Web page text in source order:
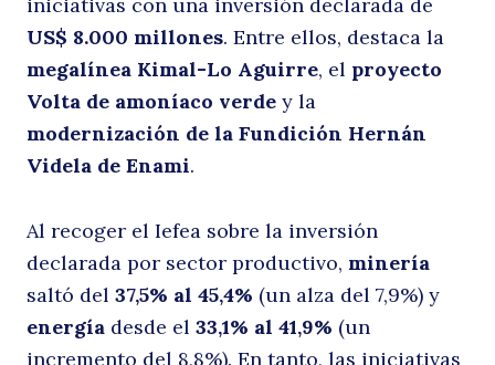
Buscar
US$ 8.000 millones. Entre ellos, destaca la
megalínea Kimal-Lo Aguirre, el proyecto
Volta de amoníaco verde y la
modernización de la Fundición Hernán
Videla de Enami.
Al recoger el Iefea sobre la inversión
declarada por sector productivo, minería
saltó del 37,5% al 45,4% (un alza del 7,9%) y
energía desde el 33,1% al 41,9% (un
incremento del 8,8%). En tanto, las iniciativas